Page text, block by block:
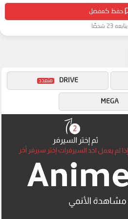
حفظ كمفضل
يتابعه 23 شخصًا
MEGA
DRIVE